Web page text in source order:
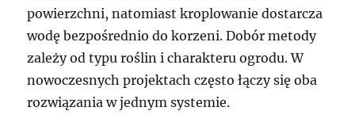
powierzchni, natomiast kroplowanie dostarcza
wodę bezpośrednio do korzeni. Dobór metody
zależy od typu roślin i charakteru ogrodu. W
nowoczesnych projektach często łączy się oba
rozwiązania w jednym systemie.